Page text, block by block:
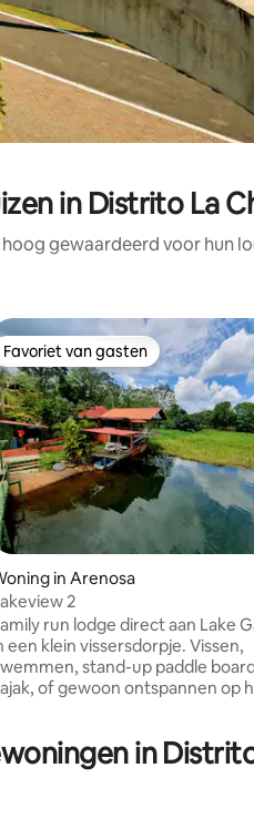
in Distrito La
gewaardeerd voor hun
van 4,79 uit 5, 28
Favoriet van gasten
Favoriet van gasten
in Arenosa
2
run lodge direct aan Lake
een klein vissersdorpje. Vissen,
stand-up paddle
of gewoon ontspannen op
spullen. Mooie
en veel vogels
in